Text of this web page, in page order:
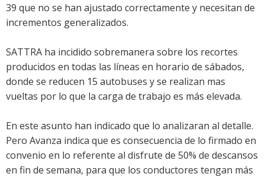
39 que no se han ajustado correctamente y necesitan de
incrementos generalizados.
SATTRA ha incidido sobremanera sobre los recortes
producidos en todas las líneas en horario de sábados,
donde se reducen 15 autobuses y se realizan mas
vueltas por lo que la carga de trabajo es más elevada.
En este asunto han indicado que lo analizaran al detalle.
Pero Avanza indica que es consecuencia de lo firmado en
convenio en lo referente al disfrute de 50% de descansos
en fin de semana, para que los conductores tengan más